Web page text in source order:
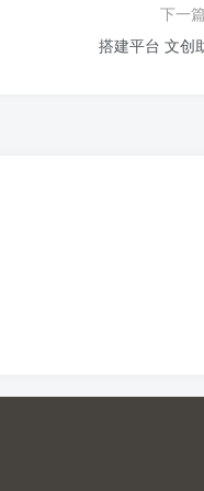
下一
搭建平台 文创